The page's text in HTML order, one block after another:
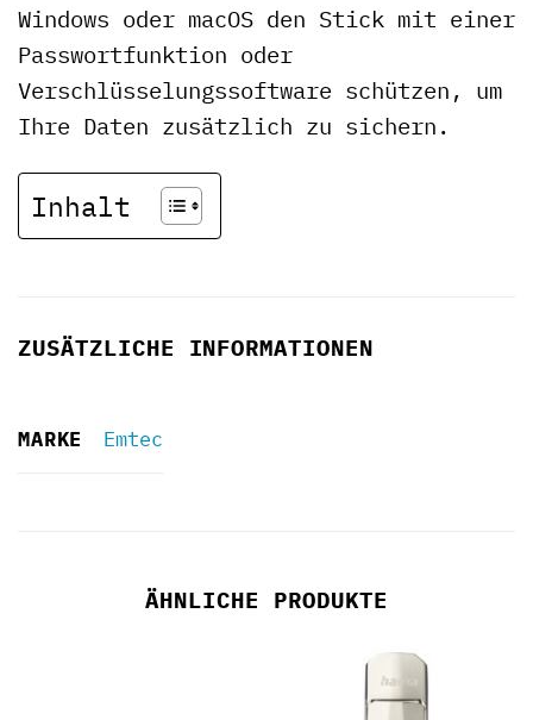
Windows oder macOS den Stick mit einer
Passwortfunktion oder
Verschlüsselungssoftware schützen, um
Ihre Daten zusätzlich zu sichern.
Inhalt
ZUSÄTZLICHE INFORMATIONEN
MARKE Emtec
ÄHNLICHE PRODUKTE